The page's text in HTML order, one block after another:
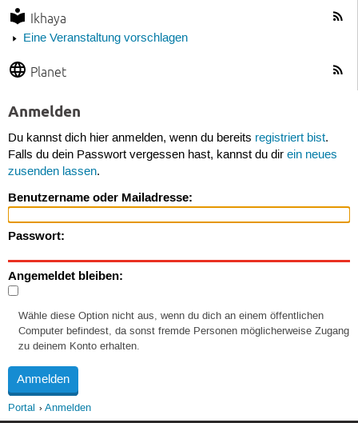
Ikhaya
Eine Veranstaltung vorschlagen
Planet
Anmelden
Du kannst dich hier anmelden, wenn du bereits registriert bist.
Falls du dein Passwort vergessen hast, kannst du dir ein neues
zusenden lassen.
Benutzername oder Mailadresse:
Passwort:
Angemeldet bleiben:
Wähle diese Option nicht aus, wenn du dich an einem öffentlichen
Computer befindest, da sonst fremde Personen möglicherweise Zugang
zu deinem Konto erhalten.
Portal Anmelden